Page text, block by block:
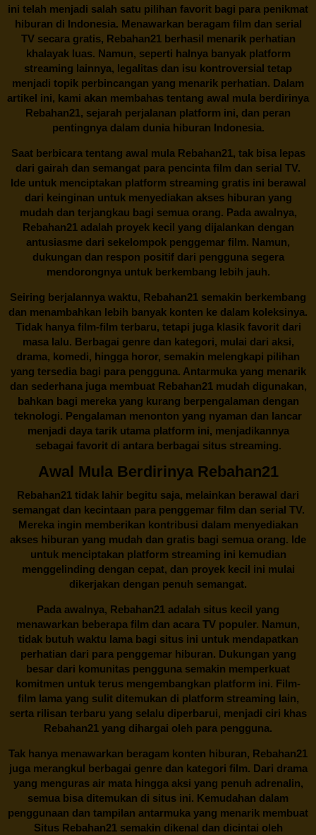
ini telah menjadi salah satu pilihan favorit bagi para penikmat
hiburan di Indonesia. Menawarkan beragam film dan serial
TV secara gratis, Rebahan21berhasil menarik perhatian
khalayak luas. Namun, seperti halnya banyak platform
streaming lainnya, legalitas dan isu kontroversial tetap
menjadi topik perbincangan yang menarik perhatian. Dalam
artikel ini, kami akan membahas tentang awal mula berdirinya
Rebahan21, sejarah perjalanan platform ini, dan peran
pentingnya dalam dunia hiburan Indonesia.
Saat berbicara tentang awal mula Rebahan21, tak bisa lepas
dari gairah dan semangat para pencinta film dan serial TV.
Ide untuk menciptakan platform streaming gratis ini berawal
dari keinginan untuk menyediakan akses hiburan yang
mudah dan terjangkau bagi semua orang. Pada awalnya,
Rebahan21 adalah proyek kecil yang dijalankan dengan
antusiasme dari sekelompok penggemar film. Namun,
dukungan dan respon positif dari pengguna segera
mendorongnya untuk berkembang lebih jauh.
Seiring berjalannya waktu, Rebahan21 semakin berkembang
dan menambahkan lebih banyak konten ke dalam koleksinya.
Tidak hanya film-film terbaru, tetapi juga klasik favorit dari
masa lalu. Berbagai genre dan kategori, mulai dari aksi,
drama, komedi, hingga horor, semakin melengkapi pilihan
yang tersedia bagi para pengguna. Antarmuka yang menarik
dan sederhana juga membuatRebahan21mudah digunakan,
bahkan bagi mereka yang kurang berpengalaman dengan
teknologi. Pengalaman menonton yang nyaman dan lancar
menjadi daya tarik utama platform ini, menjadikannya
sebagai favorit di antara berbagai situs streaming.
Awal Mula Berdirinya Rebahan21
Rebahan21 tidak lahir begitu saja, melainkan berawal dari
semangat dan kecintaan para penggemar film dan serial TV.
Mereka ingin memberikan kontribusi dalam menyediakan
akses hiburan yang mudah dan gratis bagi semua orang. Ide
untuk menciptakan platform streaming ini kemudian
menggelinding dengan cepat, dan proyek kecil ini mulai
dikerjakan dengan penuh semangat.
Pada awalnya, Rebahan21 adalah situs kecil yang
menawarkan beberapa film dan acara TV populer. Namun,
tidak butuh waktu lama bagi situs ini untuk mendapatkan
perhatian dari para penggemar hiburan. Dukungan yang
besar dari komunitas pengguna semakin memperkuat
komitmen untuk terus mengembangkan platform ini. Film-
film lama yang sulit ditemukan di platform streaming lain,
serta rilisan terbaru yang selalu diperbarui, menjadi ciri khas
Rebahan21 yang dihargai oleh para pengguna.
Tak hanya menawarkan beragam konten hiburan, Rebahan21
juga merangkul berbagai genre dan kategori film. Dari drama
yang menguras air mata hingga aksi yang penuh adrenalin,
semua bisa ditemukan di situs ini. Kemudahan dalam
penggunaan dan tampilan antarmuka yang menarik membuat
Situs Rebahan21semakin dikenal dan dicintai oleh